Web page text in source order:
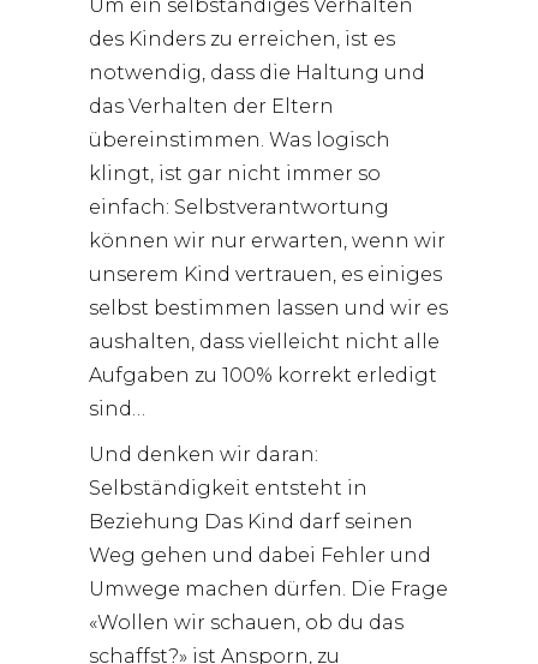
Um ein selbständiges Verhalten
des Kinders zu erreichen, ist es
notwendig, dass die Haltung und
das Verhalten der Eltern
übereinstimmen. Was logisch
klingt, ist gar nicht immer so
einfach: Selbstverantwortung
können wir nur erwarten, wenn wir
unserem Kind vertrauen, es einiges
selbst bestimmen lassen und wir es
aushalten, dass vielleicht nicht alle
Aufgaben zu 100% korrekt erledigt
sind…
Und denken wir daran:
Selbständigkeit entsteht in
Beziehung Das Kind darf seinen
Weg gehen und dabei Fehler und
Umwege machen dürfen. Die Frage
«Wollen wir schauen, ob du das
schaffst?» ist Ansporn, zu